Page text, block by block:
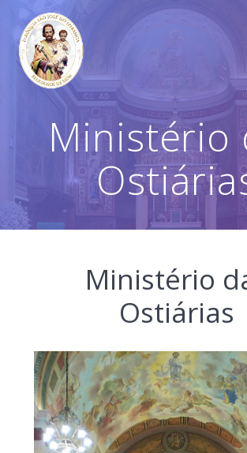
Ministério
Ministério
Ostiárias